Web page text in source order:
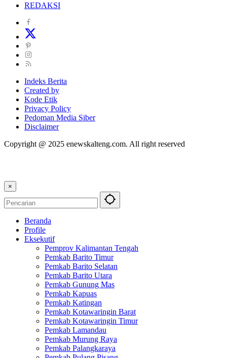
REDAKSI
Indeks Berita
Created by
Kode Etik
Privacy Policy
Pedoman Media Siber
Disclaimer
Copyright @ 2025 enewskalteng.com. All right reserved
×
Beranda
Profile
Eksekutif
Pemprov Kalimantan Tengah
Pemkab Barito Timur
Pemkab Barito Selatan
Pemkab Barito Utara
Pemkab Gunung Mas
Pemkab Kapuas
Pemkab Katingan
Pemkab Kotawaringin Barat
Pemkab Kotawaringin Timur
Pemkab Lamandau
Pemkab Murung Raya
Pemkab Palangkaraya